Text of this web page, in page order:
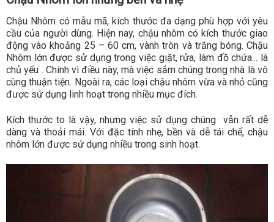
Chậu Nhôm có mẫu mã, kích thước đa dạng phù hợp với yêu
cầu của người dùng. Hiện nay, chậu nhôm có kích thước giao
động vào khoảng 25 – 60 cm, vành tròn và trắng bóng. Chậu
Nhôm lớn được sử dụng trong việc giặt, rửa, làm đồ chứa... là
chủ yếu . Chính vì điều này, mà việc sắm chúng trong nhà là vô
cùng thuận tiện. Ngoài ra, các loại chậu nhôm vừa và nhỏ cũng
được sử dụng linh hoạt trong nhiều mục đích.
Kích thước to là vậy, nhưng việc sử dụng chúng vẫn rất dễ
dàng và thoải mái. Với đặc tính nhẹ, bền và dễ tái chế, chậu
nhôm lớn được sử dụng nhiều trong sinh hoạt.